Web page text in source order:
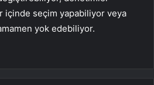
içinde seçim yapabiliyor veya
yok edebiliyor.